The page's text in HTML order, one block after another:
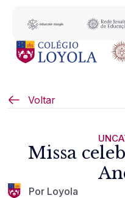
Voltar
Missa
Por Loyola